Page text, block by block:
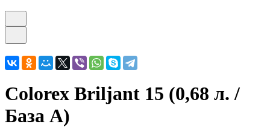
Colorex Briljant 15 (0,68 л. /
База A)